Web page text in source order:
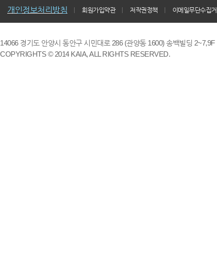
개인정보처리방침 회원가입약관 저작권정책 이메일무단수집
14066 경기도 안양시 동안구 시민대로 286 (관양동 1600) 송백빌딩
COPYRIGHTS © 2014 KAIA, ALL RIGHTS RESERVED.